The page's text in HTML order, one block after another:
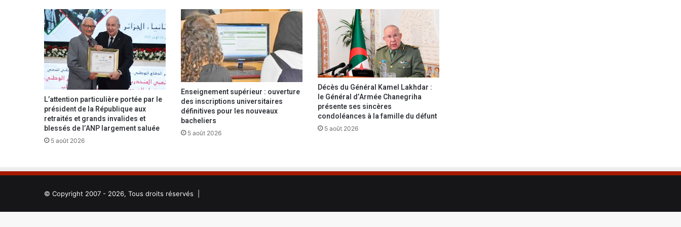
n
é
v
i
t
a
b
e
m
e
n
t
n
l
4
b
t
e
t
d
e
v
e
i
L’attention particulière portée par le
président de la République aux
retraités et grands invalides et
blessés de l’ANP largement saluée
5 août 2026
Enseignement supérieur : ouverture
des inscriptions universitaires
définitives pour les nouveaux
bacheliers
5 août 2026
Décès du Général Kamel Lakhdar :
le Général d’Armée Chanegriha
présente ses sincères
condoléances à la famille du défunt
5 août 2026
© Copyright 2007 - 2026, Tous droits réservés |